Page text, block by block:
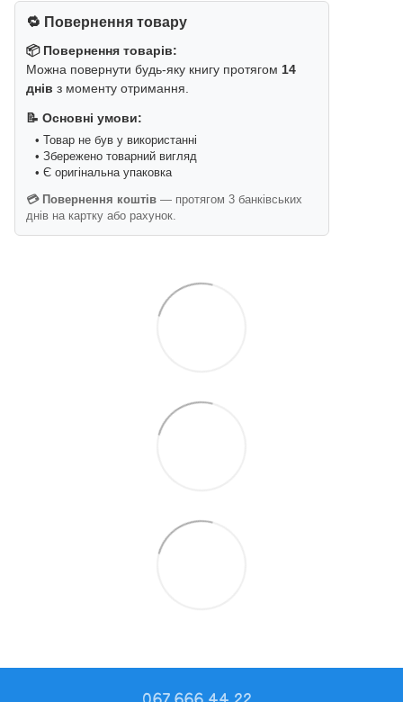
🔁 Повернення товару
📦 Повернення товарів:
Можна повернути будь-яку книгу протягом 14
днів з моменту отримання.
📝 Основні умови:
• Товар не був у використанні
• Збережено товарний вигляд
• Є оригінальна упаковка
💳 Повернення коштів — протягом 3 банківських
днів на картку або рахунок.